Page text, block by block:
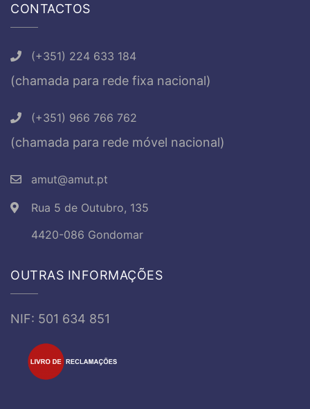
CONTACTOS
(+351) 224 633 184
(chamada para rede fixa nacional)
(+351) 966 766 762
(chamada para rede móvel nacional)
amut@amut.pt
Rua 5 de Outubro, 135
4420-086 Gondomar
OUTRAS INFORMAÇÕES
NIF: 501 634 851